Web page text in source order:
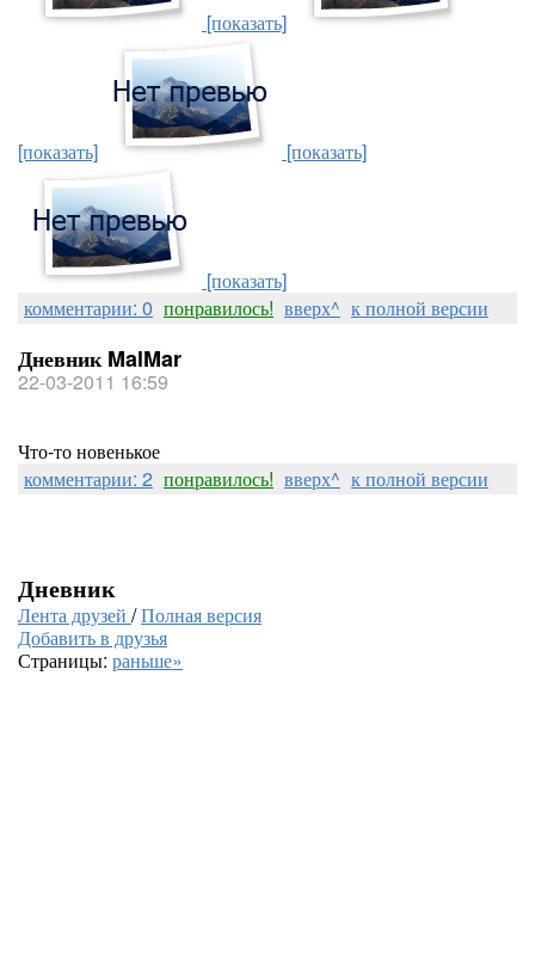
[показать]
[показать] [показать]
[показать]
комментарии: 0 понравилось! вверх^ к полной версии
Дневник MalMar
22-03-2011 16:59
Что-то новенькое
комментарии: 2 понравилось! вверх^ к полной версии
Дневник
Лента друзей /Полная версия
Добавить в друзья
Страницы: раньше»